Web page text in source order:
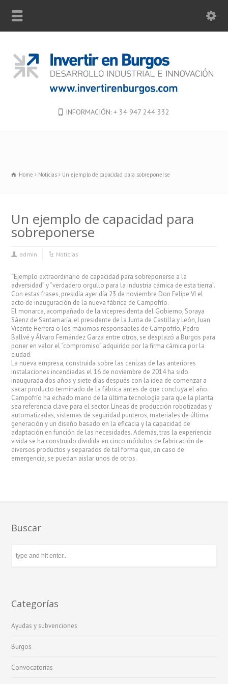
INFORMACIÓN: + 34 947 244 332
Home Noticias Un ejemplo de capacidad para sobreponerse
Un ejemplo de capacidad para
sobreponerse
admin Noticias
“Ejemplo extraordinario de capacidad para sobreponerse a la
adversidad” y “verdadero orgullo para la industria cárnica de esta tierra”.
Con estas frases, presidía ayer día 23 de noviembre Don Felipe VI el
acto de inauguración de la nueva fábrica de Campofrío.
El monarca, acompañado de la vicepresidenta del Gobierno, Soraya
Sáenz de Santamaría, el presidente de la Junta de Castilla y León, Juan
Vicente Herrera o los máximos responsables de Campofrío, Pedro
Ballvé y Álvaro Fernández Garza entre otros, se desplazó a Burgos para
poner en valor el “compromiso” adquirido por la firma cárnica por la
ciudad.
La nueva empresa, construida sobre las cenizas de las anteriores
instalaciones incendiadas el 16 de noviembre de 2014 ha sido
inaugurada dos años y siete días después con la idea de comenzar a
sacar producto terminado de la fábrica antes de que concluya el año.
Campofrío ha echado mano de la última tecnología para que la planta
sea referencia clave para el sector. Líneas de producción robotizadas y
automatizadas, sistemas de seguridad punteros, materiales de última
generación y un diseño basado en la eficacia y la capacidad de
adaptación en función de las necesidades. Además, tras la experiencia
vivida se ha construido dividida en cinco módulos de fabricación de
diversos productos y separados de tal forma que, en caso de
emergencia, se puedan aislar unos de otros.
Buscar
Categorías
Ayudas y subvenciones
Burgos
Convocatorias